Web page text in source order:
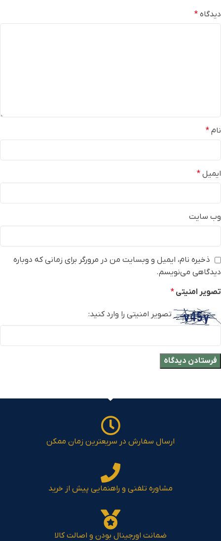
دیدگاه *
نام *
ایمیل *
وب‌ سایت
ذخیره نام، ایمیل و وبسایت من در مرورگر برای زمانی که دوباره
دیدگاهی می‌نویسم.
تصویر امنیتی *
تصویر امنیتی را وارد کنید:
ارسال سفارش در سریعترین زمان ممکن
مشاوره تلفنی و راهنمایی پیش از خرید
ضمانت اورجینال بودن و اصالت کالا